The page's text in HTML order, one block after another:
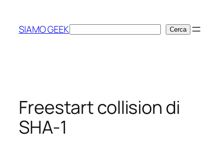
contenuto
SIAMO GEEKCerca Cerca
Freestart collision di
SHA-1